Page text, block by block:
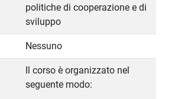
politiche di cooperazione e di
sviluppo
Nessuno
Il corso è organizzato nel
seguente modo: